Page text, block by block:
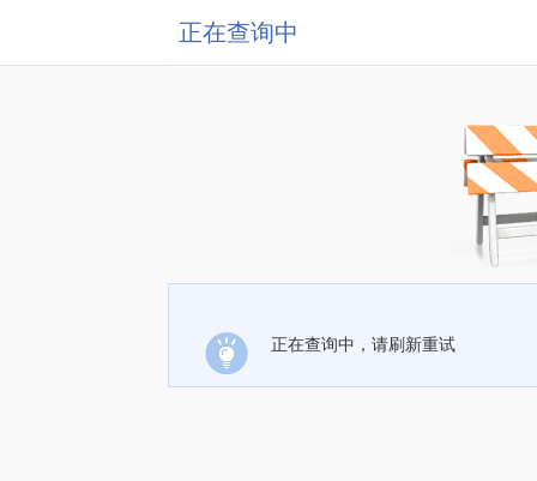
正在查询中
正在查询中，请刷新重试